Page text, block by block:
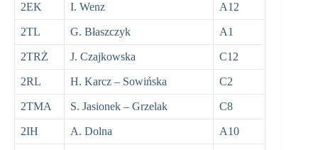
2EK I. Wenz A12
2TL G. Błaszczyk A1
2TRŻ J. Czajkowska C12
2RL H. Karcz – Sowińska C2
2TMA S. Jasionek – Grzelak C8
2IH A. Dolna A10